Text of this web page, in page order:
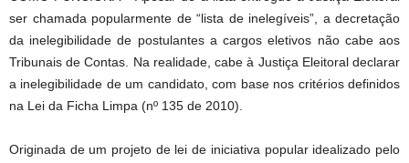
ser chamada popularmente de “lista de inelegíveis”, a decretação
da inelegibilidade de postulantes a cargos eletivos não cabe aos
Tribunais de Contas. Na realidade, cabe à Justiça Eleitoral declarar
a inelegibilidade de um candidato, com base nos critérios definidos
na Lei da Ficha Limpa (nº 135 de 2010).
Originada de um projeto de lei de iniciativa popular idealizado pelo